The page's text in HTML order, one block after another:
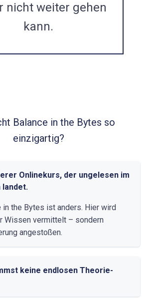
nicht weiter gehen
kann.
ÄNDER WAS!
Balance in the Bytes so
einzigartig?
Onlinekurs, der ungelesen im
in the Bytes ist anders. Hier wird
Wissen vermittelt – sondern
angestoßen.
keine endlosen Theorie-